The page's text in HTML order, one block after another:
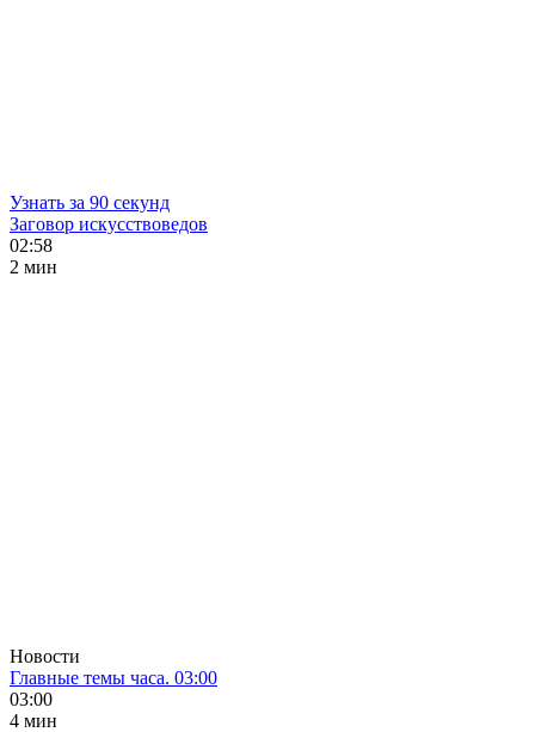
Узнать за 90 секунд
Заговор искусствоведов
02:58
2 мин
Новости
Главные темы часа. 03:00
03:00
4 мин